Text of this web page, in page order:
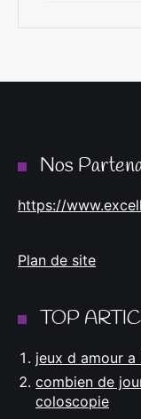
Nos
https://
Plan de site
TOP
jeux d amour a
combien de
coloscopie